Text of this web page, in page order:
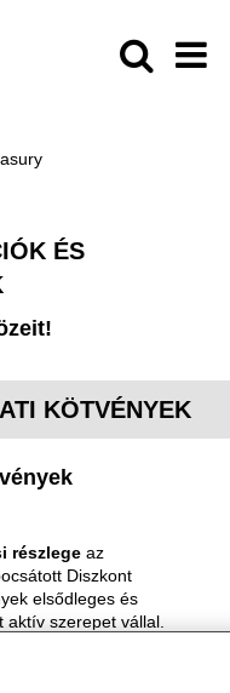
-
ÉS
KÖTVÉNYEK
részlege az
Diszkont
elsődleges és
szerepet vállal.